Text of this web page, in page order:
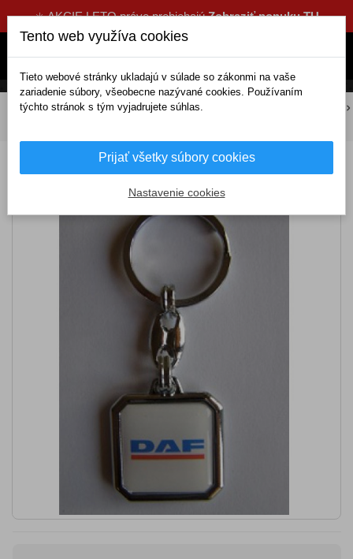
☀️ AKCIE LETO práve prebiehajúZobraziť ponuku TU
DOMOV Tuning a dekorácie
Kľúčenka živicová Daf
Tento web využíva cookies
Tieto webové stránky ukladajú v súlade so zákonmi na vaše
zariadenie súbory, všeobecne nazývané cookies. Používaním
týchto stránok s tým vyjadrujete súhlas.
Prijať všetky súbory cookies
Nastavenie cookies